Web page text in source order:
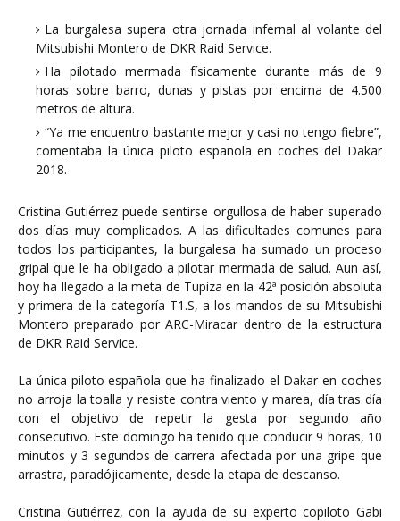
La burgalesa supera otra jornada infernal al volante del
Mitsubishi Montero de DKR Raid Service.
Ha pilotado mermada físicamente durante más de 9
horas sobre barro, dunas y pistas por encima de 4.500
metros de altura.
“Ya me encuentro bastante mejor y casi no tengo fiebre”,
comentaba la única piloto española en coches del Dakar
2018.
Cristina Gutiérrez puede sentirse orgullosa de haber superado
dos días muy complicados. A las dificultades comunes para
todos los participantes, la burgalesa ha sumado un proceso
gripal que le ha obligado a pilotar mermada de salud. Aun así,
hoy ha llegado a la meta de Tupiza en la 42ª posición absoluta
y primera de la categoría T1.S, a los mandos de su Mitsubishi
Montero preparado por ARC-Miracar dentro de la estructura
de DKR Raid Service.
La única piloto española que ha finalizado el Dakar en coches
no arroja la toalla y resiste contra viento y marea, día tras día
con el objetivo de repetir la gesta por segundo año
consecutivo. Este domingo ha tenido que conducir 9 horas, 10
minutos y 3 segundos de carrera afectada por una gripe que
arrastra, paradójicamente, desde la etapa de descanso.
Cristina Gutiérrez, con la ayuda de su experto copiloto Gabi